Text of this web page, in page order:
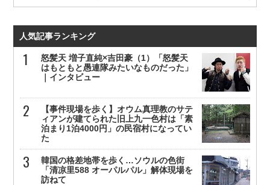
人気記事ランキング
怒髪天 増子直純×吉田豪（1）「怒髪天
はもともと愚連隊みたいなものだった」
｜インタビュー
【事件現場を歩く】オウム真理教のサテ
ィアンが建てられた旧上九一色村は「素
泊まり1泊4000円」の民宿村になってい
た
韓国の格差地帯を歩く…ソウルの色街
「清凉里588 オーパルパル」解体現場を
訪ねて